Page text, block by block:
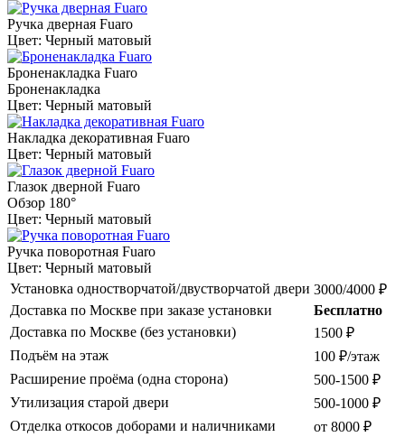
Ручка дверная Fuaro
Цвет: Черный матовый
Броненакладка Fuaro
Броненакладка
Цвет: Черный матовый
Накладка декоративная Fuaro
Цвет: Черный матовый
Глазок дверной Fuaro
Обзор 180°
Цвет: Черный матовый
Ручка поворотная Fuaro
Цвет: Черный матовый
Установка одностворчатой/двустворчатой двери 3000/4000 ₽
Доставка по Москве при заказе установки
Бесплатно
Доставка по Москве (без установки)
1500 ₽
Подъём на этаж
100 ₽/этаж
Расширение проёма (одна сторона)
500-1500 ₽
Утилизация старой двери
500-1000 ₽
Отделка откосов доборами и наличниками
от 8000 ₽